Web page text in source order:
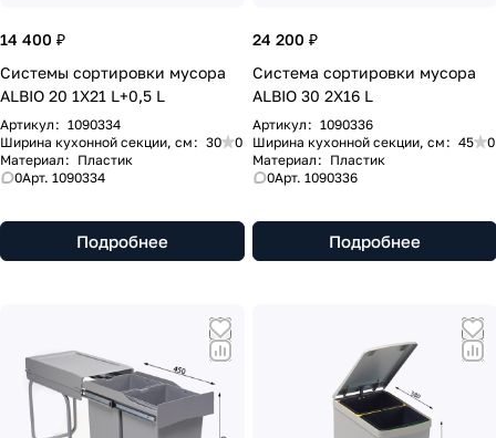
14 400 ₽
Системы сортировки мусора
ALBIO 20 1X21 L+0,5 L
0
0Арт. 1090334
Артикул : 1090334
Ширина кухонной секции, см : 30
Материал : Пластик
Подробнее
24 200 ₽
Система сортировки мусора
ALBIO 30 2X16 L
0
0Арт. 1090336
Артикул : 1090336
Ширина кухонной секции, см : 45
Материал : Пластик
Подробнее